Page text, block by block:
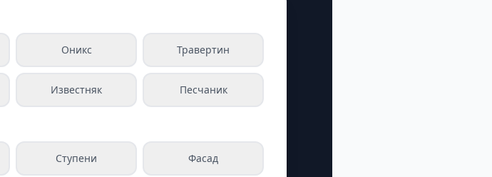
Оникс Травертин
Известняк Песчаник
Ступени Фасад